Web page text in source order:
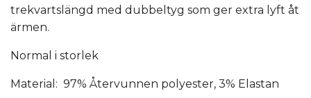
trekvartslängd med dubbeltyg som ger extra lyft åt
ärmen.
Normal i storlek
Material: 97% Återvunnen polyester, 3% Elastan